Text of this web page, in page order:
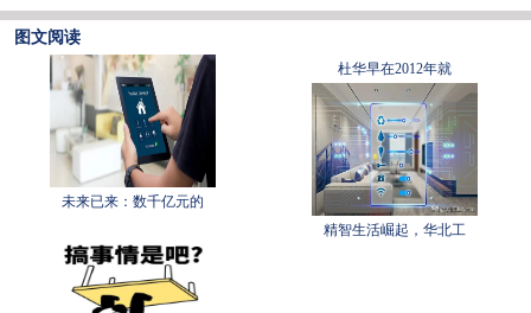
图文阅读
未来已来：数千亿元的
杜华早在2012年就
精智生活崛起，华北工